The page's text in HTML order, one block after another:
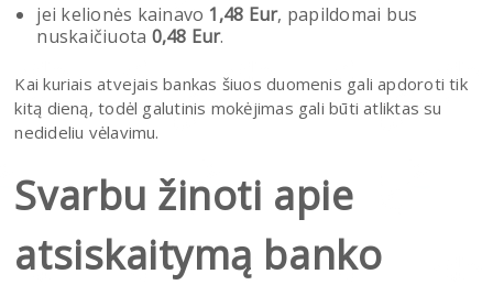
jei kelionės kainavo 1,48 Eur, papildomai bus
nuskaičiuota 0,48 Eur.
Kai kuriais atvejais bankas šiuos duomenis gali apdoroti tik
kitą dieną, todėl galutinis mokėjimas gali būti atliktas su
nedideliu vėlavimu.
Svarbu žinoti apie
atsiskaitymą banko